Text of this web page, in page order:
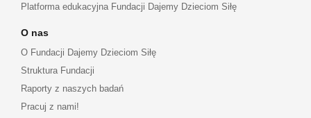
Platforma edukacyjna Fundacji Dajemy Dzieciom Siłę
O nas
O Fundacji Dajemy Dzieciom Siłę
Struktura Fundacji
Raporty z naszych badań
Pracuj z nami!